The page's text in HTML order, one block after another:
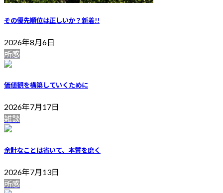
その優先順位は正しいか？新着!!
2026年8月6日
所感
価値観を構築していくために
2026年7月17日
雑談
余計なことは省いて、本質を磨く
2026年7月13日
所感